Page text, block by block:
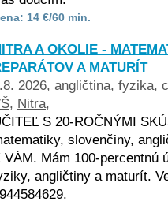
14 €/60 min.
A OKOLIE -
A MATURÍT
2026, angličtina, fyzika,
, Nitra,
S 20-ROČNÝMI
slovenčiny,
VÁM. Mám 100-percentnú
angličtiny a maturít.